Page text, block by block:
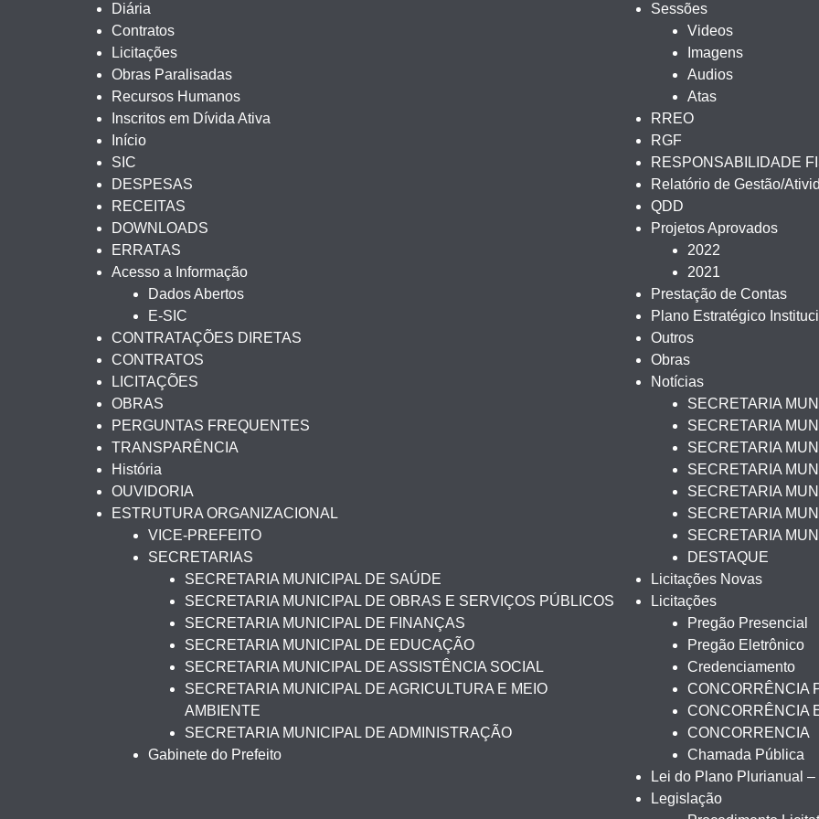
Diária
Contratos
Licitações
Obras Paralisadas
Recursos Humanos
Inscritos em Dívida Ativa
Início
SIC
DESPESAS
RECEITAS
DOWNLOADS
ERRATAS
Acesso a Informação
Dados Abertos
E-SIC
CONTRATAÇÕES DIRETAS
CONTRATOS
LICITAÇÕES
OBRAS
PERGUNTAS FREQUENTES
TRANSPARÊNCIA
História
OUVIDORIA
ESTRUTURA ORGANIZACIONAL
VICE-PREFEITO
SECRETARIAS
SECRETARIA MUNICIPAL DE SAÚDE
SECRETARIA MUNICIPAL DE OBRAS E SERVIÇOS PÚBLICOS
SECRETARIA MUNICIPAL DE FINANÇAS
SECRETARIA MUNICIPAL DE EDUCAÇÃO
SECRETARIA MUNICIPAL DE ASSISTÊNCIA SOCIAL
SECRETARIA MUNICIPAL DE AGRICULTURA E MEIO
AMBIENTE
SECRETARIA MUNICIPAL DE ADMINISTRAÇÃO
Gabinete do Prefeito
Sessões
Videos
Imagens
Audios
Atas
RREO
RGF
RESPONSABILIDADE
Relatório de Gestão/
QDD
Projetos Aprovados
2022
2021
Prestação de Contas
Plano Estratégico
Outros
Obras
Notícias
SECRETARIA
SECRETARIA
SECRETARIA
SECRETARIA
SECRETARIA
SECRETARIA
SECRETARIA
DESTAQUE
Licitações Novas
Licitações
Pregão Presencial
Pregão Eletrônico
Credenciamento
CONCORRÊNCIA
CONCORRÊNCIA
CONCORRENCIA
Chamada Pública
Lei do Plano Plurianual –
Legislação